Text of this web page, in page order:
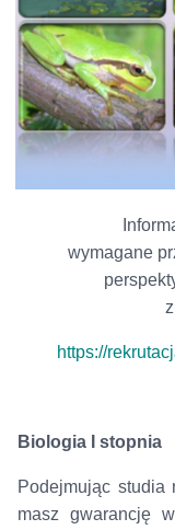
wymagane
https://
Biologia I stopnia
Podejmując
masz gwarancję